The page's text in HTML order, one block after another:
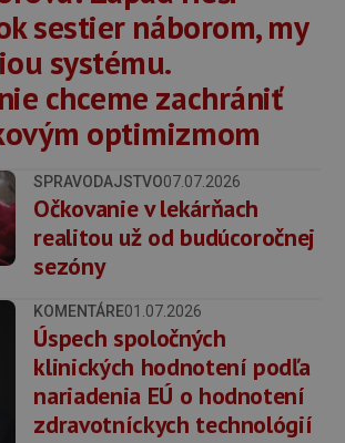
sestier náborom, my
systému.
chceme zachrániť
optimizmom
SPRAVODAJSTVO07.07.2026
Očkovanie v lekárňach
realitou už od budúcoročnej
sezóny
KOMENTÁRE01.07.2026
Úspech spoločných
klinických hodnotení podľa
nariadenia EÚ o hodnotení
zdravotníckych technológií